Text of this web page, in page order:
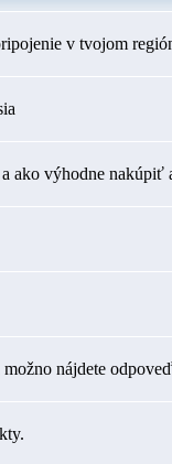
v tvojom
ako výhodne nakúpiť
nájdete odpoveď